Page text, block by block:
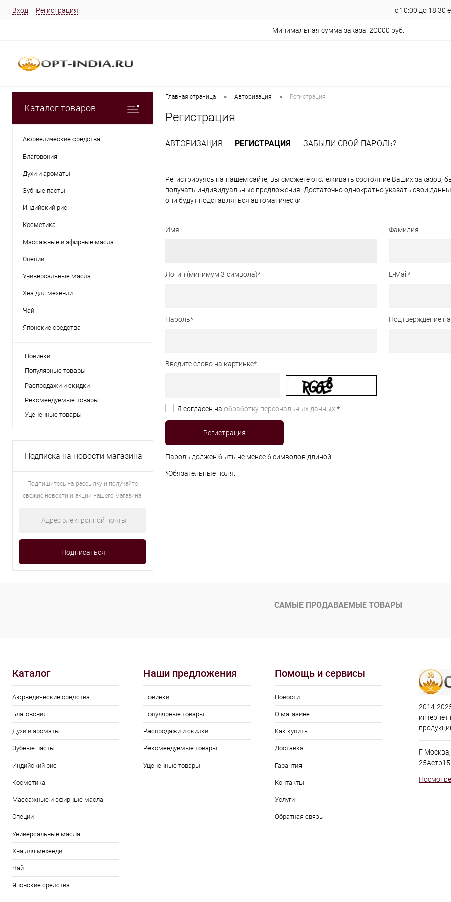
Вход Регистрация с 10:00 до 18:30
Минимальная сумма заказа: 20000 руб.
Каталог товаров
Аюрведические средства
Благовония
Духи и ароматы
Зубные пасты
Индийский рис
Косметика
Массажные и эфирные масла
Специи
Универсальные масла
Хна для мехенди
Чай
Японские средства
Новинки
Популярные товары
Распродажи и скидки
Рекомендуемые товары
Уцененные товары
Подписка на новости магазина
Подпишитесь на рассылку и получайте
свежие новости и акции нашего магазина.
Главная страница • Авторизация • Регистрация
Регистрация
АВТОРИЗАЦИЯ РЕГИСТРАЦИЯ ЗАБЫЛИ СВОЙ ПАРОЛЬ?
Регистрируясь на нашем сайте, вы сможете отслеживать состояние Ваших заказов,
получать индивидуальные предложения. Достаточно однократно указать свои
они будут подставляться автоматически.
Имя Фамилия
Логин (минимум 3 символа)* E-Mail *
Пароль* Подтверждение
Введите слово на картинке*
Я согласен на обработку персональных данных.*
Пароль должен быть не менее 6 символов длиной.
*Обязательные поля.
САМЫЕ ПРОДАВАЕМЫЕ ТОВАРЫ
Каталог
Аюрведические средства
Благовония
Духи и ароматы
Зубные пасты
Индийский рис
Косметика
Массажные и эфирные масла
Специи
Универсальные масла
Хна для мехенди
Чай
Японские средства
Наши предложения
Новинки
Популярные товары
Распродажи и скидки
Рекомендуемые товары
Уцененные товары
Помощь и сервисы
Новости
О магазине
Как купить
Доставка
Гарантия
Контакты
Услуги
Обратная связь
2014-
Г.
25Астр15